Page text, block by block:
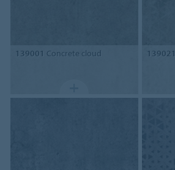
139001 Concrete cloud 139021